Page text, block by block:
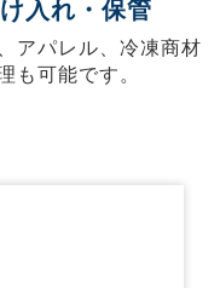
入れ・保管
アパレル、冷凍商材
も可能です。